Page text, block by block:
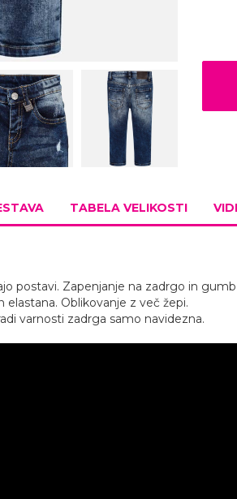
TABELA VELIKOSTI
postavi. Zapenjanje na zadrgo in
Oblikovanje z več žepi.
varnosti zadrga samo navidezna.